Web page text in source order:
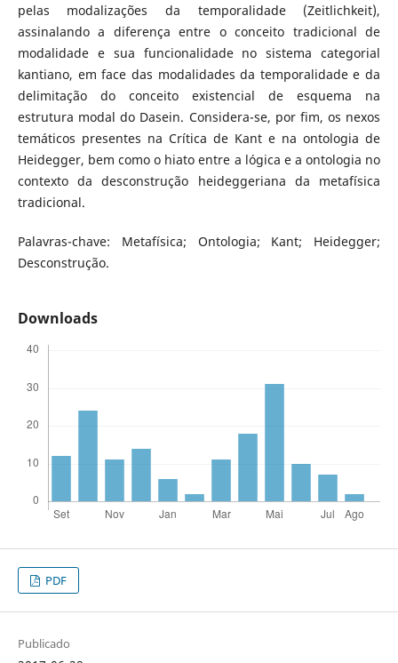
pelas modalizações da temporalidade (Zeitlichkeit),
assinalando a diferença entre o conceito tradicional de
modalidade e sua funcionalidade no sistema categorial
kantiano, em face das modalidades da temporalidade e da
delimitação do conceito existencial de esquema na
estrutura modal do Dasein. Considera-se, por fim, os nexos
temáticos presentes na Crítica de Kant e na ontologia de
Heidegger, bem como o hiato entre a lógica e a ontologia no
contexto da desconstrução heideggeriana da metafísica
tradicional.
Palavras-chave: Metafísica; Ontologia; Kant; Heidegger;
Desconstrução.
Downloads
PDF
Publicado